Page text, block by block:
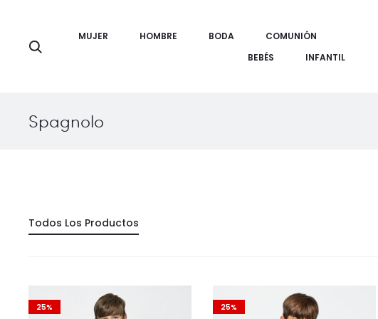
MUJER HOMBRE BODA
COMUNIÓN
BEBÉS
INFANTIL
Spagnolo
Todos Los Productos
25% 25%